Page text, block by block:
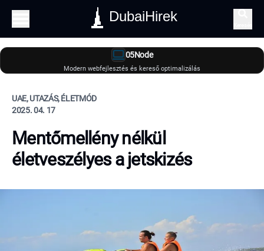
DubaiHirek
05Node
Modern webfejlesztés és kereső optimalizálás
UAE, UTAZÁS, ÉLETMÓD
2025. 04. 17
Mentőmellény nélkül
életveszélyes a jetskizés